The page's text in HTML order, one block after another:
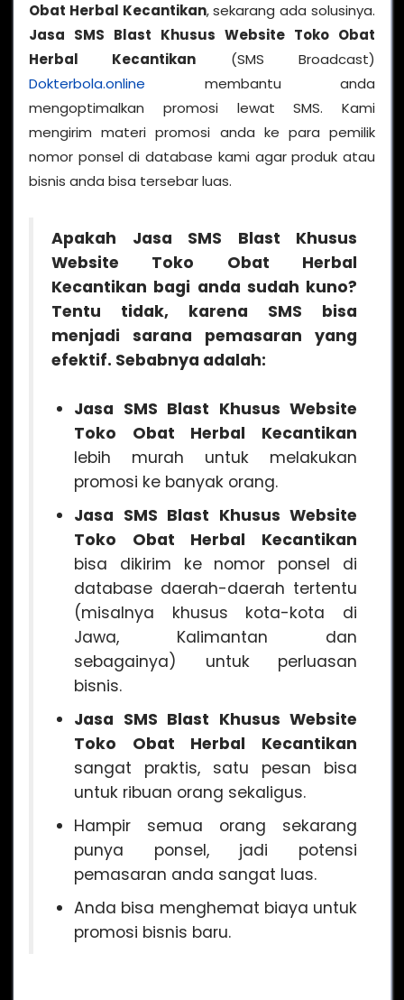
Obat Herbal Kecantikan, sekarang ada solusinya.
Jasa SMS Blast Khusus Website Toko Obat
Herbal Kecantikan (SMS Broadcast)
Dokterbola.online membantu anda
mengoptimalkan promosi lewat SMS. Kami
mengirim materi promosi anda ke para pemilik
nomor ponsel di database kami agar produk atau
bisnis anda bisa tersebar luas.
Apakah Jasa SMS Blast Khusus
Website Toko Obat Herbal
Kecantikan bagi anda sudah kuno?
Tentu tidak, karena SMS bisa
menjadi sarana pemasaran yang
efektif. Sebabnya adalah:
Jasa SMS Blast Khusus Website
Toko Obat Herbal Kecantikan
lebih murah untuk melakukan
promosi ke banyak orang.
Jasa SMS Blast Khusus Website
Toko Obat Herbal Kecantikan
bisa dikirim ke nomor ponsel di
database daerah-daerah tertentu
(misalnya khusus kota-kota di
Jawa, Kalimantan dan
sebagainya) untuk perluasan
bisnis.
Jasa SMS Blast Khusus Website
Toko Obat Herbal Kecantikan
sangat praktis, satu pesan bisa
untuk ribuan orang sekaligus.
Hampir semua orang sekarang
punya ponsel, jadi potensi
pemasaran anda sangat luas.
Anda bisa menghemat biaya untuk
promosi bisnis baru.